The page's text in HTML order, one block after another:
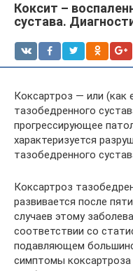
Коксит –
сустава.
Коксартроз — или (как
тазобедренного
прогрессирующее
характеризуется
тазобедренного
Коксартроз
развивается после
случаев этому
соответствии со
подавляющем
симптомы коксартроза